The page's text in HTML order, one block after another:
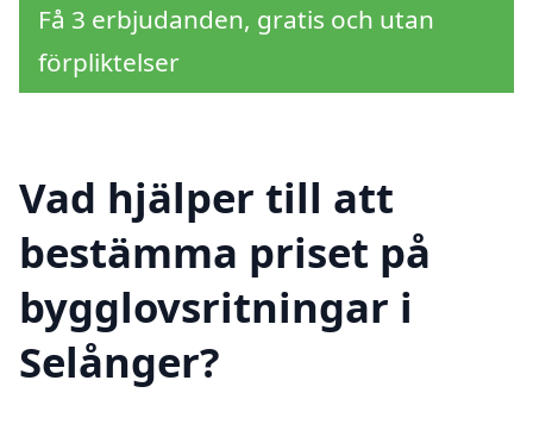
Få 3 erbjudanden, gratis och utan
förpliktelser
Vad hjälper till att
bestämma priset på
bygglovsritningar i
Selånger?